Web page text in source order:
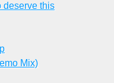
deserve this
Mix)